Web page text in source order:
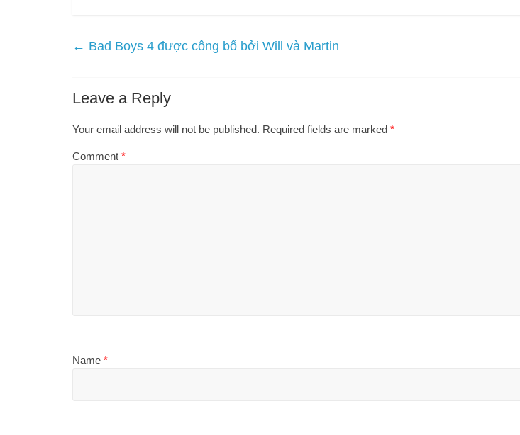
← Bad Boys 4 được công bố bởi Will và Martin
Leave a Reply
Your email address will not be published. Required fields are marked *
Comment *
Name *